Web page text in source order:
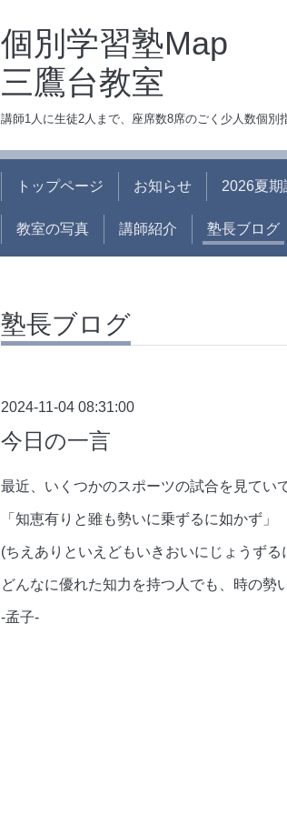
個別学習塾Map
三鷹台教室
講師1人に生徒2人まで、座席数8席のごく少人数個別
トップページ お知らせ 2026夏
教室の写真 講師紹介 塾長ブログ
塾長ブログ
2024-11-04 08:31:00
今日の一言
最近、いくつかのスポーツの試合を見てい
「知恵有りと雖も勢いに乗ずるに如かず」
(ちえありといえどもいきおいにじょうずる
どんなに優れた知力を持つ人でも、時の勢
-孟子-